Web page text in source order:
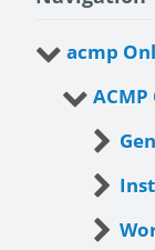
acmp